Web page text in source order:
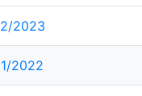
2023
2022